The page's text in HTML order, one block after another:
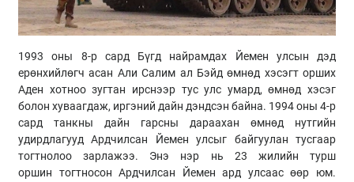
1993 оны 8-р сард Бүгд найрамдах Йемен улсын дэд
ерөнхийлөгч асан Али Салим ал Бэйдөмнөд хэсэгт орших
Аден хотноо зугтан ирснээр тус улс умард, өмнөд хэсэг
болон хуваагдаж, иргэний дайн дэндсэн байна. 1994 оны 4-р
сард танкны дайн гарсны дараахан өмнөд нутгийн
удирдлагууд Ардчилсан Йемен улсыг байгуулан тусгаар
тогтнолоо зарлажээ. Энэ нэр нь 23 жилийн турш
оршин тогтносон Ардчилсан Йемен ард улсаас өөр юм.